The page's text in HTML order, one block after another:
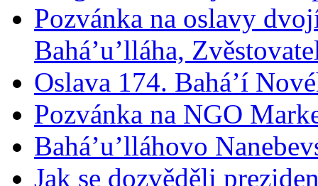
Pozvánka na oslavy
Bahá’u’lláha,
Oslava 174. Bahá’í
Pozvánka na NGO
Bahá’u’lláhovo
Jak se dozvěděli